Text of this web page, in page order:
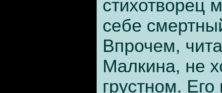
стихотворец
себе
Впрочем,
Малкина, не
грустном.